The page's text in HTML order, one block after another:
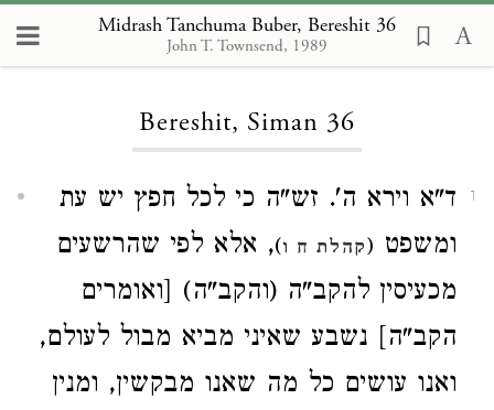
Midrash Tanchuma Buber, Bereshit 36
John T. Townsend, 1989
Loading...
Bereshit, Siman 36
1
ד"א וירא ה'. זש"ה כי לכל חפץ יש עת
ומשפט (קהלת ח ו), אלא לפי שהרשעים
מכעיסין להקב"ה (והקב"ה) [ואומרים
הקב"ה] נשבע שאיני מביא מבול לעולם,
ואנו עושים כל מה שאנו מבקשין, ומנין